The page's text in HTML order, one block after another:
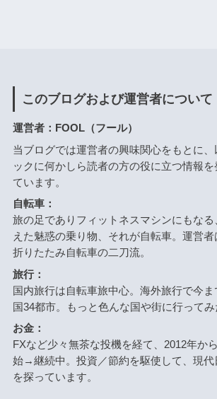
このブログおよび運営者について
運営者：FOOL（フール）
当ブログでは運営者の興味関心をもとに
ックに何かしら読者の方の役に立つ情報を
ています。
自転車：
旅の足でありフィットネスマシンにもな
えた魅惑の乗り物、それが自転車。運営者
折りたたみ自転車の二刀流。
旅行：
国内旅行は自転車旅中心。海外旅行で今ま
国34都市。もっと色んな国や街に行ってみ
お金：
FXなど少々無茶な投機を経て、2012年か
始→継続中。投資／節約を駆使して、現代
を探っています。